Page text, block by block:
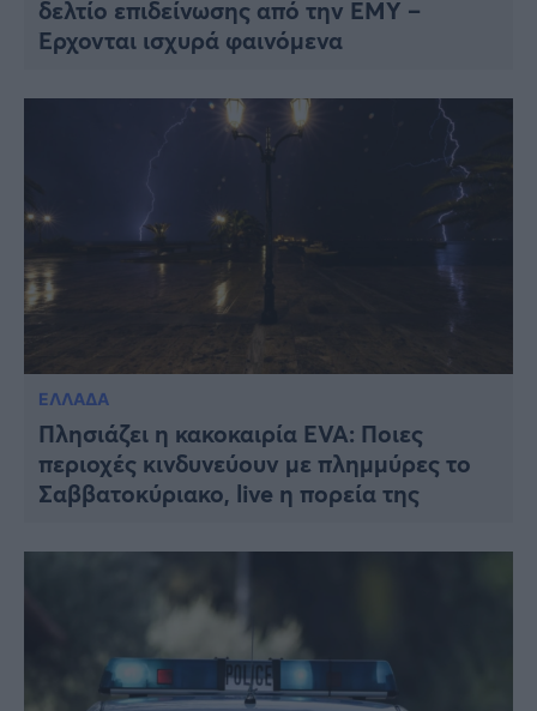
δελτίο επιδείνωσης από την ΕΜΥ –
Έρχονται ισχυρά φαινόμενα
ΕΛΛΑΔΑ
Πλησιάζει η κακοκαιρία EVA: Ποιες
περιοχές κινδυνεύουν με πλημμύρες το
Σαββατοκύριακο, live η πορεία της